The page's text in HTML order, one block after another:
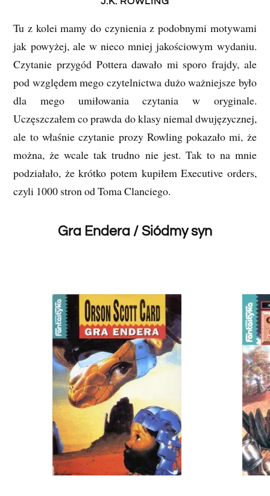
Tu z kolei mamy do czynienia z podobnymi motywami
jak powyżej, ale w nieco mniej jakościowym wydaniu.
Czytanie przygód Pottera dawało mi sporo frajdy, ale
pod względem mego czytelnictwa dużo ważniejsze było
dla mego umiłowania czytania w oryginale.
Uczęszczałem co prawda do klasy niemal dwujęzycznej,
ale to właśnie czytanie prozy Rowling pokazało mi, że
można, że wcale tak trudno nie jest. Tak to na mnie
podziałało, że krótko potem kupiłem Executive orders,
czyli 1000 stron od Toma Clanciego.
Gra Endera / Siódmy syn